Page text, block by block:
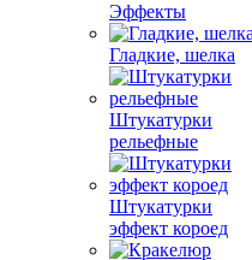
Эффекты
Гладкие, шелка
Штукатурки
рельефные
Штукатурки
эффект короед